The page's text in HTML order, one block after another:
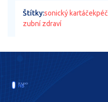
Štítky:sonický kartáček
zubní zdraví